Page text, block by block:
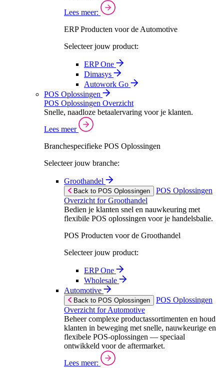
Lees meer:
ERP Producten voor de Automotive
Selecteer jouw product:
ERP One
Dimasys
Autowork Go
POS Oplossingen
POS Oplossingen Overzicht
Snelle, naadloze betaalervaring voor je klanten.
Lees meer
Branchespecifieke POS Oplossingen
Selecteer jouw branche:
Groothandel
Back to POS Oplossingen
POS Oplossingen
Overzicht for Groothandel
Bedien je klanten snel en nauwkeuring met
flexibile POS oplossingen voor je handelsbalie.
POS Producten voor de Groothandel
Selecteer jouw product:
ERP One
Wholesale
Automotive
Back to POS Oplossingen
POS Oplossingen
Overzicht for Automotive
Beheer complexe productassortimenten en houd
klanten in beweging met snelle, nauwkeurige en
flexibele POS-oplossingen — speciaal
ontwikkeld voor de aftermarket.
Lees meer: